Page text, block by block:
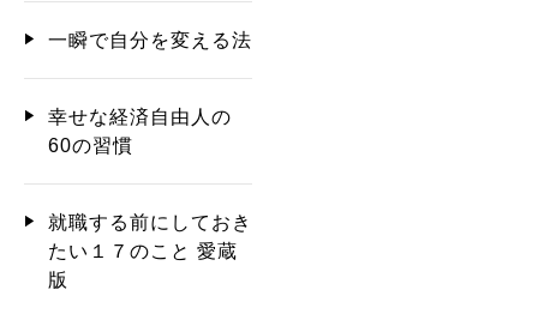
一瞬で自分を変える法
幸せな経済自由人の
60の習慣
就職する前にしておき
たい１７のこと 愛蔵
版